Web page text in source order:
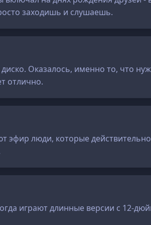
заходишь и слушаешь.
Оказалось, именно то, что
отлично.
эфир люди, которые
играют длинные версии с 12-